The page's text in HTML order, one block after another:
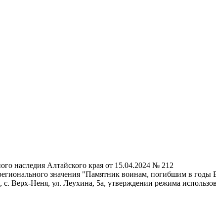
наследия Алтайского края от 15.04.2024 № 212
значения "Памятник воинам, погибшим в годы
Верх-Неня, ул. Леухина, 5а, утверждении режима